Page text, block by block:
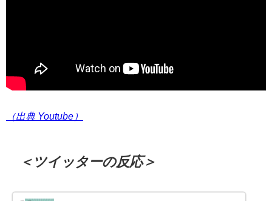
（出典 Youtube）
＜ツイッターの反応＞